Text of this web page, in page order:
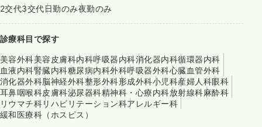
2交代3交代日勤のみ夜勤のみ
診療科目で探す
美容外科美容皮膚科内科呼吸器内科消化器内科循環器内科
血液内科腎臓内科糖尿病内科外科呼吸器外科心臓血管外科
消化器外科脳神経外科整形外科形成外科小児科産婦人科眼科
耳鼻咽喉科皮膚科泌尿器科精神科・心療内科放射線科麻酔科
リウマチ科リハビリテーション科アレルギー科
緩和医療科（ホスピス）